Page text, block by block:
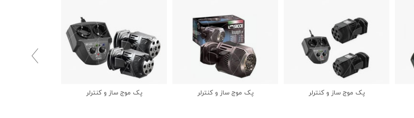
پک موج ساز و کنترلر پک موج ساز و کنترلر پک موج ساز و کنترلر
